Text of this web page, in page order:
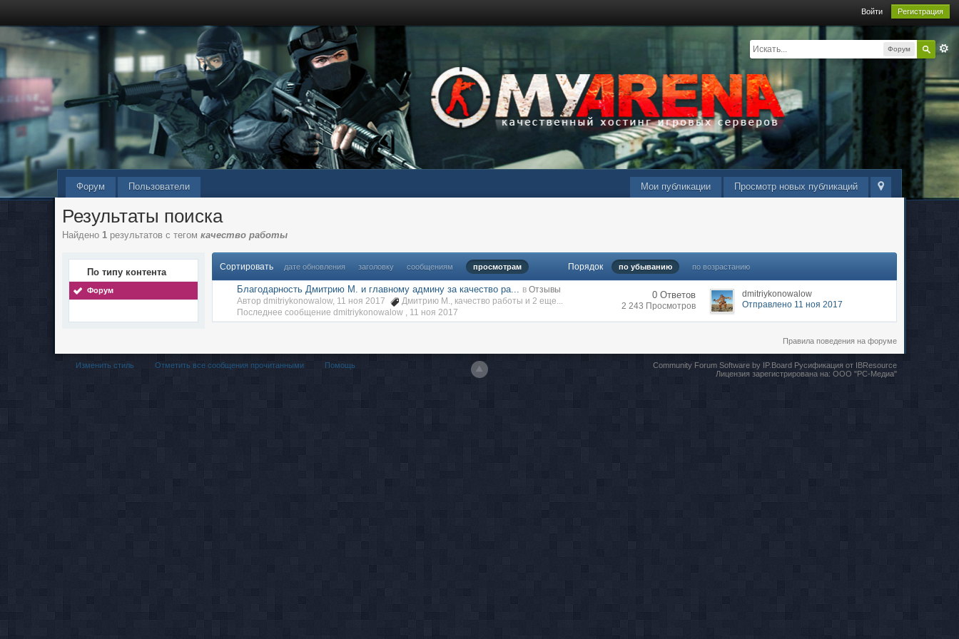
Войти Регистрация
Форум
Просмотр новых публикаций
Мои публикации
Форум Пользователи
Результаты поиска
Найдено 1 результатов с тегомкачество работы
По типу контента
Форум
Сортировать дате обновления заголовку сообщениям просмотрам Порядок по убыванию по возрастанию
Благодарность Дмитрию М. и главному админу за качество ра... в Отзывы
Автор dmitriykonowalow, 11 ноя 2017
Дмитрию М., качество работы и 2 еще...
Последнее сообщение dmitriykonowalow , 11 ноя 2017
0 Ответов
2 243 Просмотров
dmitriykonowalow
Отправлено 11 ноя 2017
Правила поведения на форуме
Изменить стиль Отметить все сообщения прочитанными Помощь Community Forum Software by IP.BoardРусификация от IBResource
Лицензия зарегистрирована на: ООО "РС-Медиа"